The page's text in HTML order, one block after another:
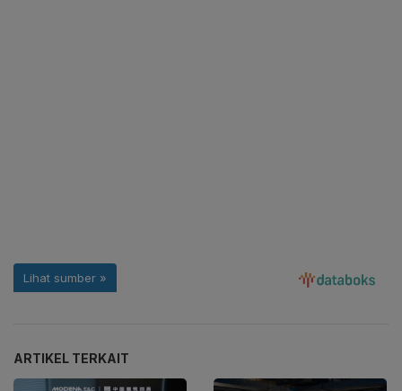
ARTIKEL TERKAIT